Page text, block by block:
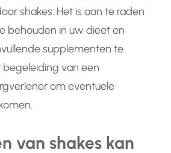
shakes. Het is aan te raden
behouden in uw dieet en
supplementen te
van een
om eventuele
van shakes kan